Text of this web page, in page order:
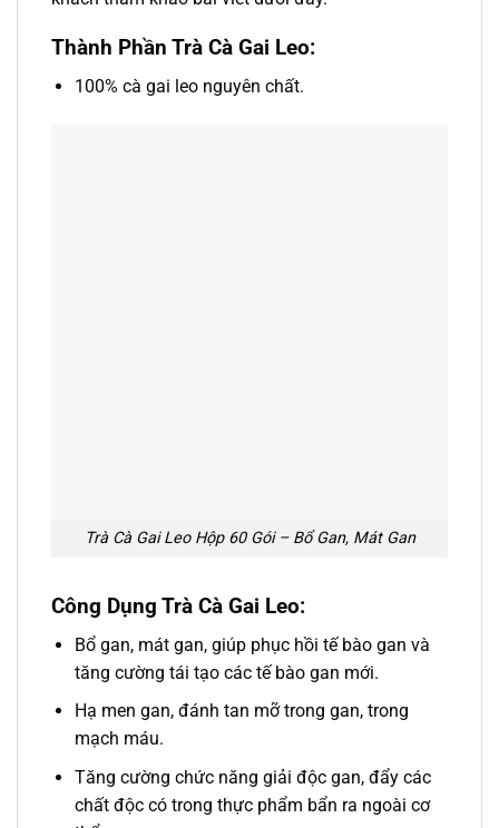
Thành Phần Trà Cà Gai Leo:
100% cà gai leo nguyên chất.
Trà Cà Gai Leo Hộp 60 Gói – Bổ Gan, Mát Gan
Công Dụng Trà Cà Gai Leo:
Bổ gan, mát gan, giúp phục hồi tế bào gan và
tăng cường tái tạo các tế bào gan mới.
Hạ men gan, đánh tan mỡ trong gan, trong
mạch máu.
Tăng cường chức năng giải độc gan, đẩy các
chất độc có trong thực phẩm bẩn ra ngoài cơ